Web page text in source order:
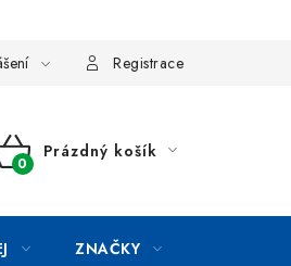
Registrace
NÁKUPNÍ
Prázdný košík
ZNAČKY